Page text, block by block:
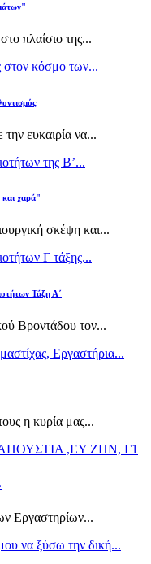
πλαίσιο της...
στον κόσμο των...
ευκαιρία να...
της Β’...
και χαρά"
σκέψη και...
Γ τάξης...
Τάξη Α΄
Βροντάδου τον...
Εργαστήρια...
η κυρία μας...
,ΕΥ ΖΗΝ, Γ1
Εργαστηρίων...
να ξύσω την δική...